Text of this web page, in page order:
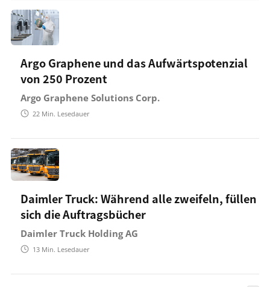
Argo Graphene und das Aufwärtspotenzial
von 250 Prozent
Argo Graphene Solutions Corp.
22 Min. Lesedauer
Daimler Truck: Während alle zweifeln, füllen
sich die Auftragsbücher
Daimler Truck Holding AG
13 Min. Lesedauer